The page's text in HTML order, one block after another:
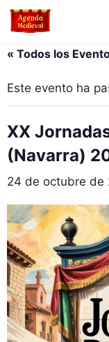
Saltar
« Todos los
Este evento ha
XX
(Navarra)
24 de octubre de